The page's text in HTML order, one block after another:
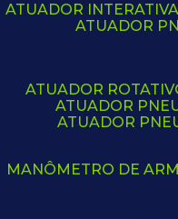
ATUADOR INTERATIVA
ATUADOR
ATUADOR
ATUADOR
ATUADOR
MANÔMETRO DE AR